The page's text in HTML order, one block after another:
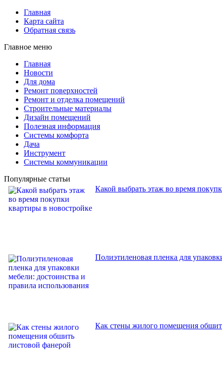
Главная
Карта сайта
Обратная связь
Главное меню
Главная
Новости
Для дома
Ремонт поверхностей
Ремонт и отделка помещений
Строительные материалы
Дизайн помещений
Полезная информация
Системы комфорта
Дача
Инструмент
Системы коммуникации
Популярные статьи
Какой выбрать этаж во время
Полиэтиленовая пленка для
Как стены жилого помещения